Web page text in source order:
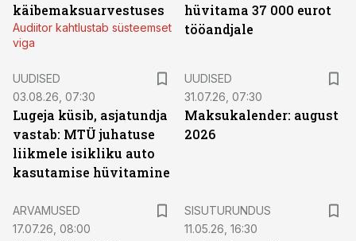
käibemaksuarvestuses
Audiitor kahtlustab süsteemset
viga
hüvitama 37 000 eurot
tööandjale
UUDISED
03.08.26, 07:30
Lugeja küsib, asjatundja
vastab: MTÜ juhatuse
liikmele isikliku auto
kasutamise hüvitamine
UUDISED
31.07.26, 07:30
Maksukalender: august
2026
ARVAMUSED
17.07.26, 08:00
SISUTURUNDUS
11.05.26, 16:30